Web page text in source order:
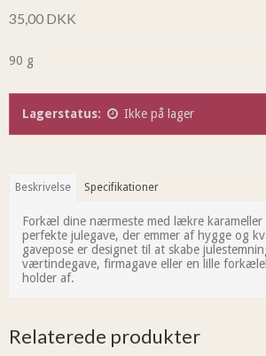
35,00 DKK
90 g
Lagerstatus: Ikke på lager
Beskrivelse Specifikationer
Forkæl dine nærmeste med lækre karameller
perfekte julegave, der emmer af hygge og
gavepose er designet til at skabe
værtindegave, firmagave eller en lille
holder af.
Relaterede produkter